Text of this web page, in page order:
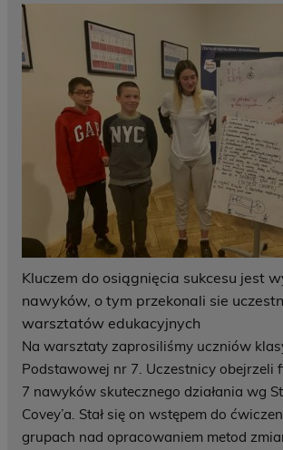
Kluczem do osiągnięcia sukcesu jest
nawyków, o tym przekonali sie
warsztatów edukacyjnych
Na warsztaty zaprosiliśmy uczniów
Podstawowej nr 7. Uczestnicy obejrzeli
7 nawyków skutecznego działania wg
Covey’a. Stał się on wstępem do
grupach nad opracowaniem metod